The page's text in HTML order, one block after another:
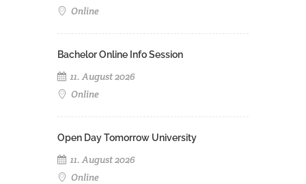
Online
Bachelor Online Info Session
11. August 2026
Online
Open Day Tomorrow University
11. August 2026
Online